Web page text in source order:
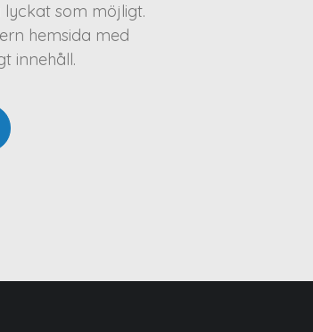
som möjligt.
hemsida med
innehåll.